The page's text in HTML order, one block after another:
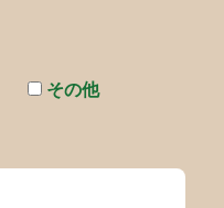
その他